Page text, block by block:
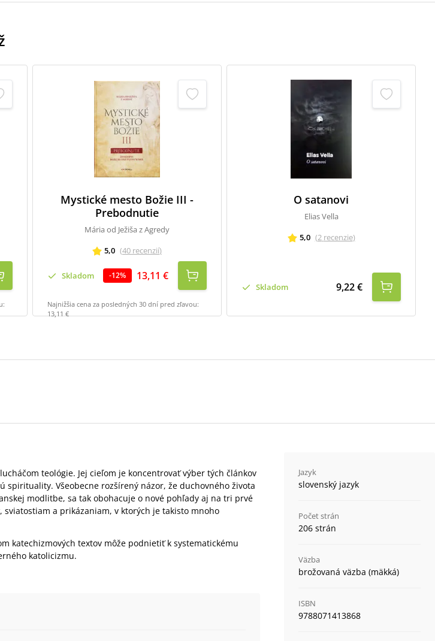
Mystické mesto Božie III -
Prebodnutie
Mária od Ježiša z Agredy
5,0 (40 recenzií)
Skladom -12% 13,11 €
Najnižšia cena za posledných 30 dní pred zľavou:
13,11 €
O satanovi
Elias Vella
5,0 (2 recenzie)
Skladom 9,22 €
teológie. Jej cieľom je koncentrovať výber tých článkov
spirituality. Všeobecne rozšírený názor, že duchovného života
modlitbe, sa tak obohacuje o nové pohľady aj na tri prvé
a prikázaniam, v ktorých je takisto mnoho
katechizmových textov môže podnietiť k systematickému
katolicizmu.
Jazyk
slovenský jazyk
Počet strán
206 strán
Väzba
brožovaná väzba (mäkká)
ISBN
9788071413868